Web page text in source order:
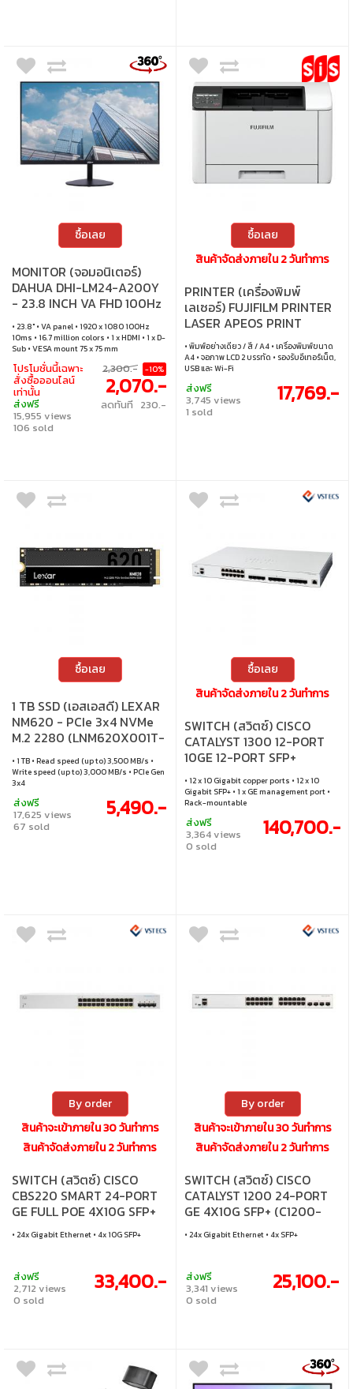
ซื้อเลย
MONITOR (จอมอนิเตอร์)
DAHUA DHI-LM24-A200Y
- 23.8 INCH VA FHD 100Hz
• 23.8" • VA panel • 1920 x 1080 100Hz
10ms • 16.7 million colors • 1 x HDMI • 1 x D-
Sub • VESA mount 75 x 75 mm
โปรโมชั่นนี้เฉพาะ
สั่งซื้อออนไลน์
เท่านั้น
ส่งฟรี
15,955 views
106 sold
2,300.- -10%
2,070.-
ลดทันที 230.-
ซื้อเลย
สินค้าจัดส่งภายใน 2 วันทำการ
PRINTER (เครื่องพิมพ์
เลเซอร์) FUJIFILM PRINTER
LASER APEOS PRINT
C325DW (APPC325DW)
• พิมพ์อย่างเดียว / สี / A4 • เครื่องพิมพ์ขนาด
A4 • จอภาพ LCD 2 บรรทัด • รองรับอีเทอร์เน็ต,
USB และ Wi-Fi
ส่งฟรี
3,745 views
1 sold
17,769.-
ซื้อเลย
1 TB SSD (เอสเอสดี) LEXAR
NM620 - PCIe 3x4 NVMe
M.2 2280 (LNM620X001T-
RNNNG)
• 1 TB • Read speed (up to) 3,500 MB/s •
Write speed (up to) 3,000 MB/s • PCIe Gen
3x4
ส่งฟรี
17,625 views
67 sold
5,490.-
ซื้อเลย
สินค้าจัดส่งภายใน 2 วันทำการ
SWITCH (สวิตซ์) CISCO
CATALYST 1300 12-PORT
10GE 12-PORT SFP+
(C1300-24XTS)
• 12 x 10 Gigabit copper ports • 12 x 10
Gigabit SFP+ • 1 x GE management port •
Rack-mountable
ส่งฟรี
3,364 views
0 sold
140,700.-
By order
สินค้าจะเข้าภายใน 30 วันทำการ
สินค้าจัดส่งภายใน 2 วันทำการ
SWITCH (สวิตซ์) CISCO
CBS220 SMART 24-PORT
GE FULL POE 4X10G SFP+
(CBS220-24FP-4X-EU)
• 24x Gigabit Ethernet • 4x 10G SFP+
ส่งฟรี
2,712 views
0 sold
33,400.-
By order
สินค้าจะเข้าภายใน 30 วันทำการ
สินค้าจัดส่งภายใน 2 วันทำการ
SWITCH (สวิตซ์) CISCO
CATALYST 1200 24-PORT
GE 4X10G SFP+ (C1200-
24T-4X)
• 24x Gigabit Ethernet • 4x SFP+
ส่งฟรี
3,341 views
0 sold
25,100.-